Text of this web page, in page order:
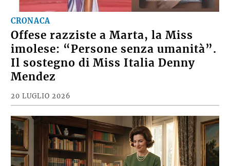
CRONACA
Offese razziste a Marta, la Miss
imolese: “Persone senza umanità”.
Il sostegno di Miss Italia Denny
Mendez
20 LUGLIO 2026